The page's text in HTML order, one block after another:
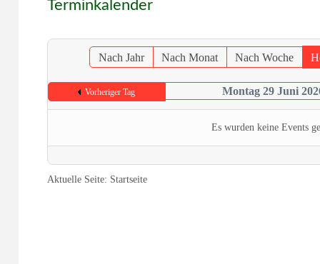
Terminkalender
Nach Jahr Nach Monat Nach Woche
Vorheriger Tag Montag 29 Juni
Es wurden keine Events
Aktuelle Seite: Startseite